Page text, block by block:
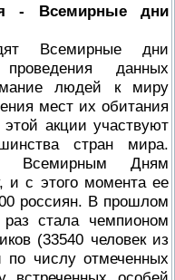
- Всемирные дни
Всемирные дни
данных
людей к миру
мест их обитания
акции участвуют
стран мира.
Всемирным Дням
и с этого момента ее
россиян. В прошлом
стала чемпионом
(33540 человек из
числу отмеченных